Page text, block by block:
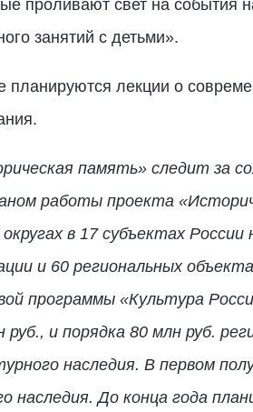
проливают свет на
занятий с детьми».
планируются лекции о
память» следит за
работы проекта
в 17 субъектах России
и 60 региональных
программы «Культура
и порядка 80 млн руб.
наследия. В первом
наследия. До конца года